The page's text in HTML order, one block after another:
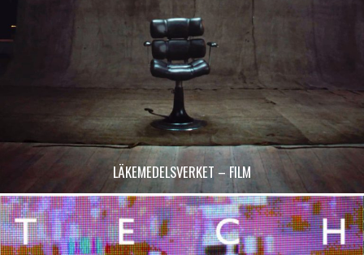
LÄKEMEDELSVERKET – FILM